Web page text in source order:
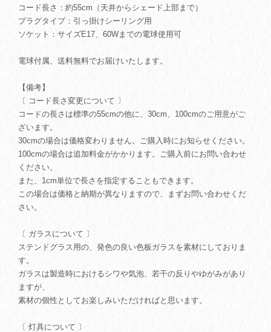
コード長さ：約55cm（天井からシェード上部まで）
プラグタイプ：引っ掛けシーリング用
ソケット：サイズE17、60Wまでの電球使用可
電球付属、送料無料でお届けいたします。
【備考】
〔 コード長さ変更について 〕
コードの長さは標準の55cmの他に、30cm、100cmのご用意がご
ざいます。
30cmの場合は価格変わりません。ご購入時にお知らせください。
100cmの場合は追加料金がかかります。ご購入前にお問い合わせ
ください。
また、1cm単位で長さを指定することもできます。
この場合は価格と納期が異なりますので、まずお問い合わせくだ
さい。
〔 ガラスについて 〕
ステンドグラス用の、発色の良い色板ガラスを素材にしておりま
す。
ガラスは製造時におけるシワや気泡、若干の反りやゆがみがあり
ますが、
素材の個性としてお楽しみいただければと思います。
〔 灯具について 〕